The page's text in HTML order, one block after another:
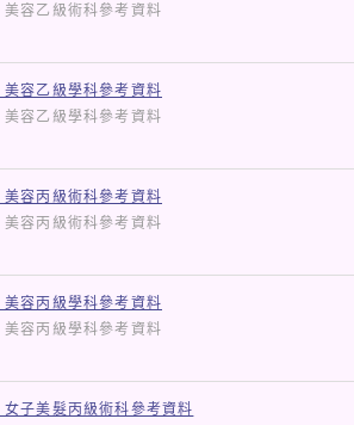
美容乙級術科參考資料
美容乙級學科參考資料
美容乙級學科參考資料
美容丙級術科參考資料
美容丙級術科參考資料
美容丙級學科參考資料
美容丙級學科參考資料
女子美髮丙級術科參考資料